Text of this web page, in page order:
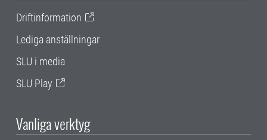
Driftinformation
Lediga anställningar
SLU i media
SLU Play
Vanliga verktyg